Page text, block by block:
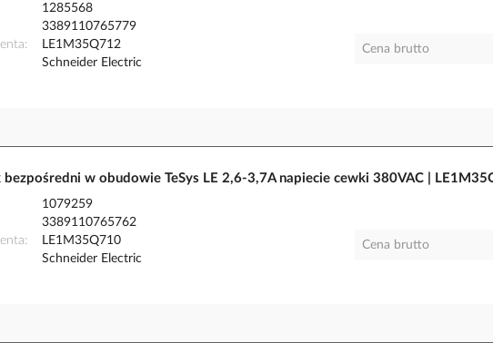
1285568
3389110765779
LE1M35Q712
Schneider Electric
Cena brutto
bezpośredni w obudowie TeSys LE 2,6-3,7A napiecie cewki 380VAC |
1079259
3389110765762
LE1M35Q710
Schneider Electric
Cena brutto